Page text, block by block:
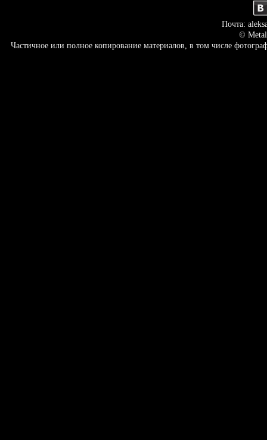
Почта:
©
Частичное или полное копирование материалов, в том числе